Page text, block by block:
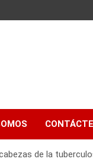
de la